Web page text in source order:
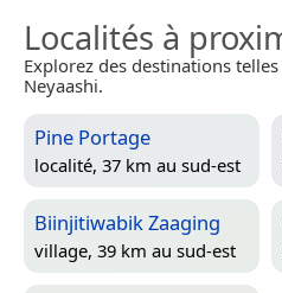
Localités à
Explorez des destinations
Neyaashi.
Pine Portage
localité, 37 km au sud-est
Biinjitiwabik Zaaging
village, 39 km au sud-est